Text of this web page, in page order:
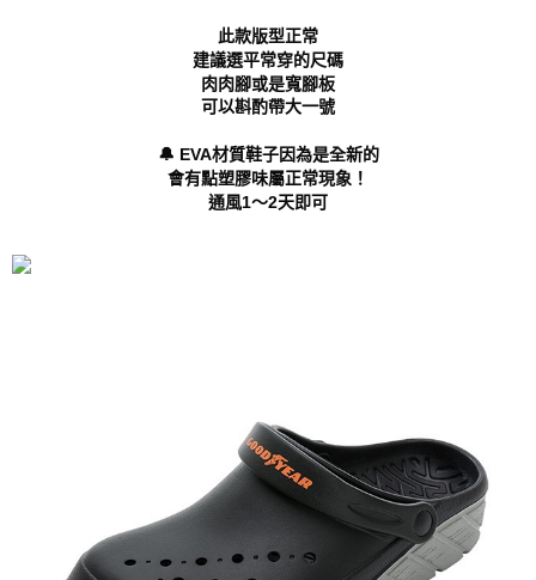
３．未成年的使用者請事先徵得法定代理人或監護人之同意方可使用
「AFTEE先享後付」，若未經同意申辦者引起之損失，本公司不負相關責
４．使用「AFTEE先享後付」時，將依據個別帳號之用戶狀況，依本公司即
時審查核予不同之上限額度；若仍有額度不足之情形，本公司將視審查結果
５．嚴禁一人註冊多個帳號或使用他人資訊註冊。若發現惡意使用之情形，
恩沛科技股份有限公司將有權停止該用戶之使用額度並採取法律行動。
此款版型正常
建議選平常穿的尺碼
肉肉腳或是寬腳板
可以斟酌帶大一號
🔔 EVA材質鞋子因為是全新的
會有點塑膠味屬正常現象！
通風1～2天即可